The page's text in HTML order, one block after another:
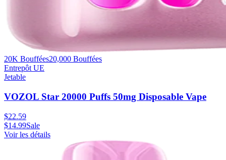
20K Bouffées20,000 Bouffées
Entrepôt UE
Jetable
VOZOL Star 20000 Puffs 50mg Disposable Vape
$22.59
$14.99Sale
Voir les détails